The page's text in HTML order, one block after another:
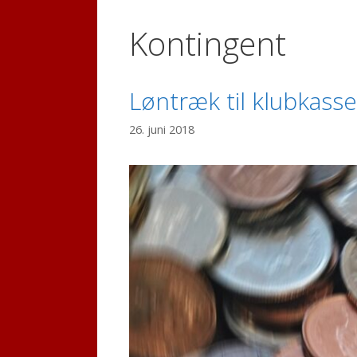
Kontingent
Løntræk til
26. juni 2018